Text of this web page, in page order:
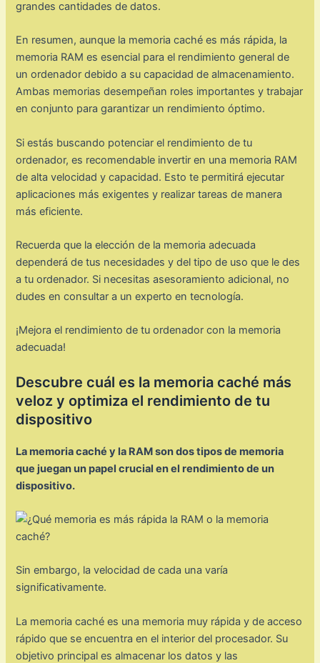
grandes cantidades de datos.
En resumen, aunque la memoria caché es más rápida, la
memoria RAM es esencial para el rendimiento general de
un ordenador debido a su capacidad de almacenamiento.
Ambas memorias desempeñan roles importantes y trabajar
en conjunto para garantizar un rendimiento óptimo.
Si estás buscando potenciar el rendimiento de tu
ordenador, es recomendable invertir en una memoria RAM
de alta velocidad y capacidad. Esto te permitirá ejecutar
aplicaciones más exigentes y realizar tareas de manera
más eficiente.
Recuerda que la elección de la memoria adecuada
dependerá de tus necesidades y del tipo de uso que le des
a tu ordenador. Si necesitas asesoramiento adicional, no
dudes en consultar a un experto en tecnología.
¡Mejora el rendimiento de tu ordenador con la memoria
adecuada!
Descubre cuál es la memoria caché más
veloz y optimiza el rendimiento de tu
dispositivo
La memoria caché y la RAM son dos tipos de memoria
que juegan un papel crucial en el rendimiento de un
dispositivo.
Sin embargo, la velocidad de cada una varía
significativamente.
La memoria caché es una memoria muy rápida y de acceso
rápido que se encuentra en el interior del procesador. Su
objetivo principal es almacenar los datos y las